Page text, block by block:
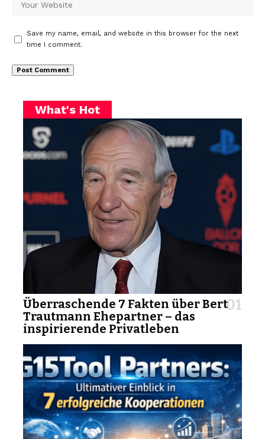
Save my name, email, and website in this browser for the next
time I comment.
What's Hot
Überraschende 7 Fakten über Bert
Trautmann Ehepartner – das
inspirierende Privatleben